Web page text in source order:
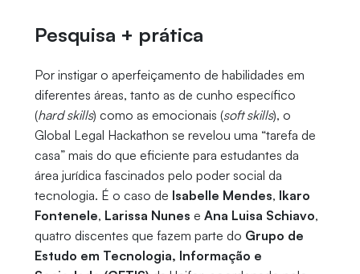
Pesquisa + prática
Por instigar o aperfeiçamento de habilidades em
diferentes áreas, tanto as de cunho específico
(hard skills) como as emocionais (soft skills), o
Global Legal Hackathon se revelou uma “tarefa de
casa” mais do que eficiente para estudantes da
área jurídica fascinados pelo poder social da
tecnologia. É o caso de Isabelle Mendes, Ikaro
Fontenele, Larissa Nunes e Ana Luisa Schiavo,
quatro discentes que fazem parte do Grupo de
Estudo em Tecnologia, Informação e